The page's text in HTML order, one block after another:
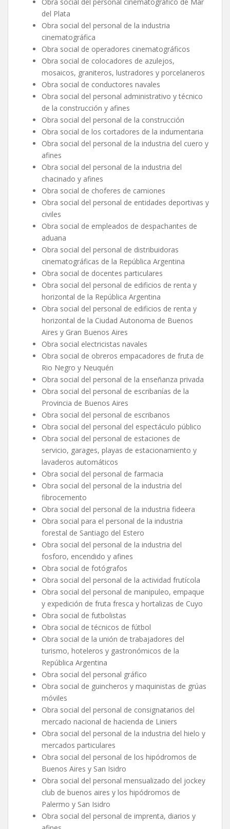
del Plata
Obra social del personal de la industria
cinematográfica
Obra social de operadores cinematográficos
Obra social de colocadores de azulejos,
mosaicos, graniteros, lustradores y porcelaneros
Obra social de conductores navales
Obra social del personal administrativo y técnico
de la construcción y afines
Obra social del personal de la construcción
Obra social de los cortadores de la indumentaria
Obra social del personal de la industria del cuero y
afines
Obra social del personal de la industria del
chacinado y afines
Obra social de choferes de camiones
Obra social del personal de entidades deportivas y
civiles
Obra social de empleados de despachantes de
aduana
Obra social del personal de distribuidoras
cinematográficas de la República Argentina
Obra social de docentes particulares
Obra social del personal de edificios de renta y
horizontal de la República Argentina
Obra social del personal de edificios de renta y
horizontal de la Ciudad Autonoma de Buenos
Aires y Gran Buenos Aires
Obra social electricistas navales
Obra social de obreros empacadores de fruta de
Rio Negro y Neuquén
Obra social del personal de la enseñanza privada
Obra social del personal de escribanías de la
Provincia de Buenos Aires
Obra social del personal de escribanos
Obra social del personal del espectáculo público
Obra social del personal de estaciones de
servicio, garages, playas de estacionamiento y
lavaderos automáticos
Obra social del personal de farmacia
Obra social del personal de la industria del
fibrocemento
Obra social del personal de la industria fideera
Obra social para el personal de la industria
forestal de Santiago del Estero
Obra social del personal de la industria del
fosforo, encendido y afines
Obra social de fotógrafos
Obra social del personal de la actividad frutícola
Obra social del personal de manipuleo, empaque
y expedición de fruta fresca y hortalizas de Cuyo
Obra social de futbolistas
Obra social de técnicos de fútbol
Obra social de la unión de trabajadores del
turismo, hoteleros y gastronómicos de la
República Argentina
Obra social del personal gráfico
Obra social de guincheros y maquinistas de grúas
móviles
Obra social del personal de consignatarios del
mercado nacional de hacienda de Liniers
Obra social del personal de la industria del hielo y
mercados particulares
Obra social del personal de los hipódromos de
Buenos Aires y San Isidro
Obra social del personal mensualizado del jockey
club de buenos aires y los hipódromos de
Palermo y San Isidro
Obra social del personal de imprenta, diarios y